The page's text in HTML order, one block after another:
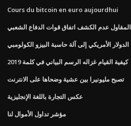
Cours du bitcoin en euro aujourdhui
المقاول عدم الكشف اتفاق قوات الدفاع الشعبي
الدولار الأمريكي إلى آلة حاسبة البيزو الكولومبي
كيفية القيام غزاله الرسم البياني في كلمة 2019
تصبح مليونيرا بين عشية وضحاها على الانترنت
عكس التجارة باللغة الإنجليزية
مؤشر تداول الأموال لنا